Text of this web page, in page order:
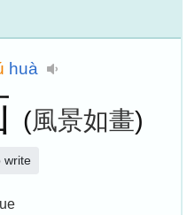
huà
(風景如畫)
write